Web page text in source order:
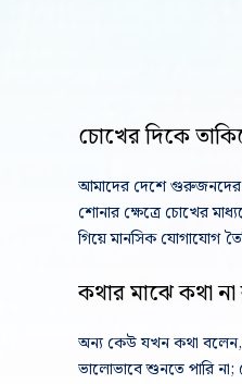
চোখের দিকে
আমাদের দেশে গুরুজনদের
শোনার ক্ষেত্রে চোখের
গিয়ে মানসিক যোগাযোগ
কথার মাঝে কথা না
অন্য কেউ যখন কথা
ভালোভাবে শুনতে পারি